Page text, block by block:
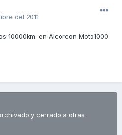
del 2011
10000km. en Alcorcon Moto1000
y cerrado a otras